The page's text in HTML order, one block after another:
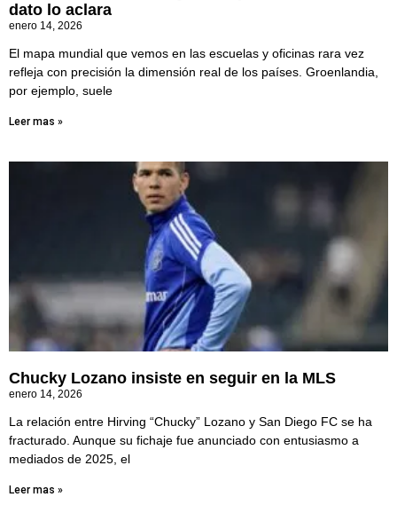
dato lo aclara
enero 14, 2026
El mapa mundial que vemos en las escuelas y oficinas rara vez
refleja con precisión la dimensión real de los países. Groenlandia,
por ejemplo, suele
Leer mas »
Chucky Lozano insiste en seguir en la MLS
enero 14, 2026
La relación entre Hirving “Chucky” Lozano y San Diego FC se ha
fracturado. Aunque su fichaje fue anunciado con entusiasmo a
mediados de 2025, el
Leer mas »